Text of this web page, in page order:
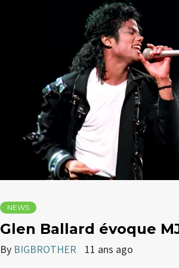
NEWS
Glen Ballard évoque
By BIGBROTHER 11 ans ago